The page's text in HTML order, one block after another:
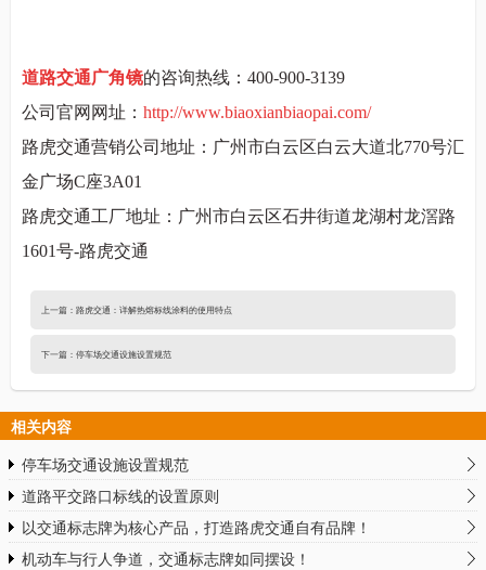
道路交通广角镜的咨询热线：400-900-3139
公司官网网址： http://www.biaoxianbiaopai.com/
路虎交通营销公司地址：广州市白云区白云大道北770号汇
金广场C座3A01
路虎交通工厂地址：广州市白云区石井街道龙湖村龙滘路
1601号-路虎交通
上一篇： 路虎交通：详解热熔标线涂料的使用特点
下一篇： 停车场交通设施设置规范
相关内容
停车场交通设施设置规范
道路平交路口标线的设置原则
以交通标志牌为核心产品，打造路虎交通自有品牌！
机动车与行人争道，交通标志牌如同摆设！